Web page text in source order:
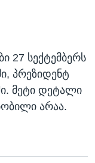
27 სექტემბერს
პრეზიდენტ
მეტი დეტალი
არაა.